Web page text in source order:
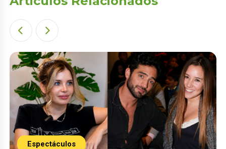
Espectáculos